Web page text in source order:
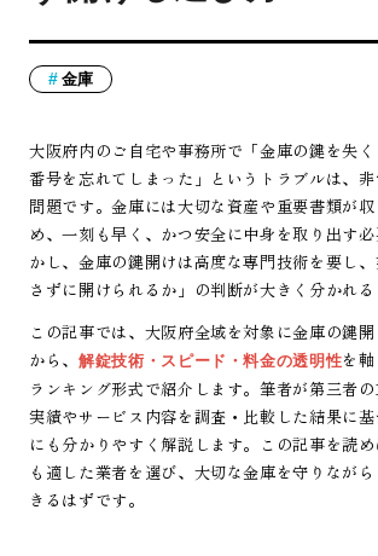
金庫
大阪府内のご自宅や事務所で「金庫の鍵を失
番号を忘れてしまった」というトラブルは、
問題です。金庫には大切な資産や重要書類が
め、一刻も早く、かつ安全に中身を取り出す
かし、金庫の鍵開けは高度な専門技術を要し
さずに開けられるか」の判断が大きく分かれる
この記事では、大阪府全域を対象に金庫の鍵
から、
解錠技術・スピード・料金の透明性を
ランキング形式で紹介します。筆者が第三者
実績やサービス内容を調査・比較した結果に
にも分かりやすく解説します。この記事を読
も適した業者を選び、大切な金庫を守りなが
きるはずです。